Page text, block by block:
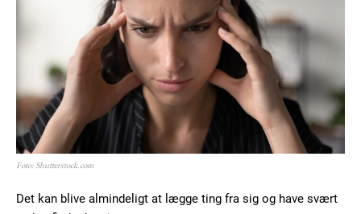
Foto: Shutterstock.com
Det kan blive almindeligt at lægge ting fra sig og have svært